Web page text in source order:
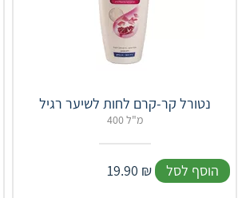
נטורל קר-קרם לחות לשיער רגיל
400 מ"ל
19.90 ₪ הוסף לסל